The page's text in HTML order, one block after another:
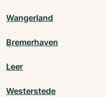
Wangerland
Bremerhaven
Leer
Westerstede